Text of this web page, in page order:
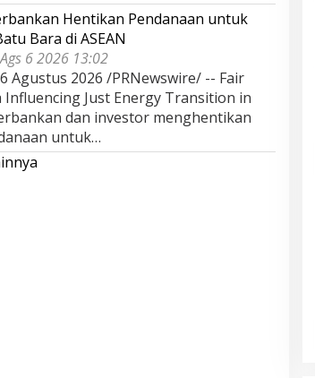
Hentikan Pendanaan untuk
Bara di ASEAN
6 2026 13:02
Agustus 2026 /PRNewswire/ -- Fair
Influencing Just Energy Transition in
dan investor menghentikan
untuk…